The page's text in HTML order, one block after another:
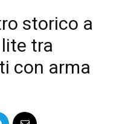
storico a
tra
con arma